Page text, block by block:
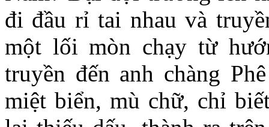
đi đầu rỉ tai nhau và
một lối mòn chạy từ
truyền đến anh chàng
miệt biển, mù chữ, chỉ